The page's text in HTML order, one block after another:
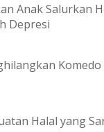
Anak Salurkan
Depresi
Komedo
Halal yang